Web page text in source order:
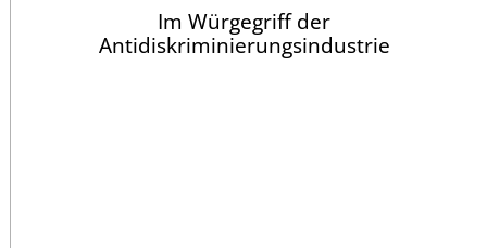
Im Würgegriff der
Antidiskriminierungsindustrie